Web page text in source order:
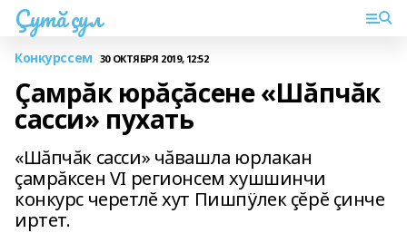
Çутă çул
Конкурссем 30 ОКТЯБРЯ 2019, 12:52
Çамрăк юрăçăсене «Шăпчăк
сасси» пухать
«Шăпчăк сасси» чăвашла юрлакан
çамрăксен VI регионсем хушшинчи
конкурс черетлĕ хут Пишпÿлек çĕрĕ çинче
иртет.